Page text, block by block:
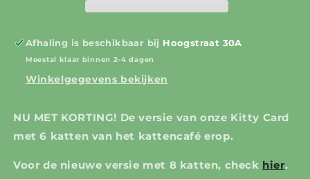
Afhaling is beschikbaar bij Hoogstraat 30A
Meestal klaar binnen 2-4 dagen
Winkelgegevens bekijken
NU MET KORTING! De versie van onze Kitty Card
met 6 katten van het kattencafé erop.
Voor de nieuwe versie met 8 katten, check hier.